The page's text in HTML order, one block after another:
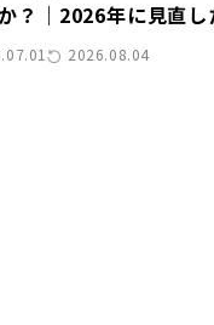
？｜2026年に見直し
策と再エネ調達
2026.08.04